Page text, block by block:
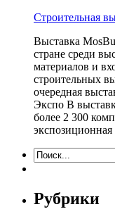
Строительная
Выставка
стране среди
материалов и
строительных
очередная
Экспо В
более 2 300
экспозиционная
Рубрики